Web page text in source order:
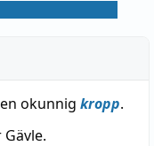
okunnig kropp.